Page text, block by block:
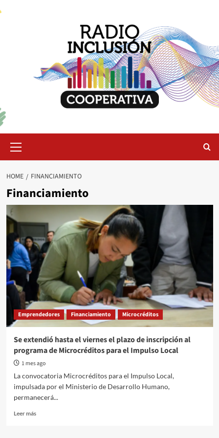
Menu
HOME FINANCIAMIENTO
Financiamiento
Emprendedores Financiamiento Microcréditos
Se extendió hasta el viernes el plazo de inscripción al
programa de Microcréditos para el Impulso Local
1 mes ago
La convocatoria Microcréditos para el Impulso Local,
impulsada por el Ministerio de Desarrollo Humano,
permanecerá...
Leer másRead